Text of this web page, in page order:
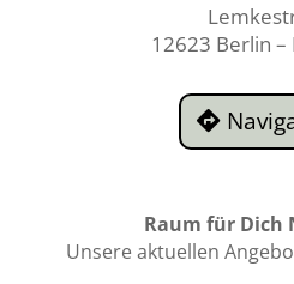
12623 Berlin
Raum für Dich
Unsere aktuellen